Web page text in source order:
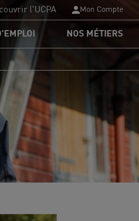
l'UCPA Mon Compte
NOS MÉTIERS